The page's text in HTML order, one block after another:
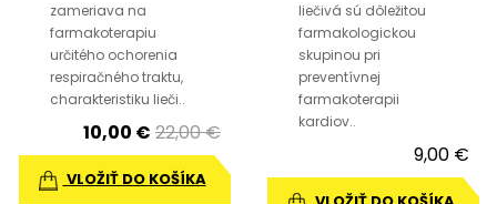
zameriava na
farmakoterapiu
určitého ochorenia
respiračného traktu,
charakteristiku lieči..
10,00 € 22,00 €
VLOŽIŤ DO KOŠÍKA
liečivá sú dôležitou
farmakologickou
skupinou pri
preventívnej
farmakoterapii
kardiov..
9,00 €